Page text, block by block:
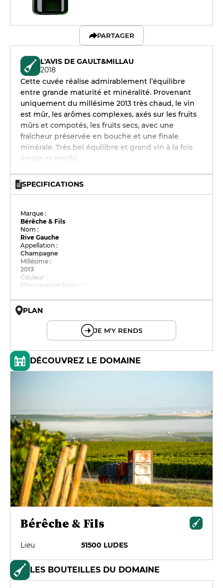
PARTAGER
L'AVIS DE GAULT&MILLAU
2018
Cette cuvée réalise admirablement l’équilibre
entre grande maturité et minéralité. Provenant
uniquement du millésime 2013 très chaud, le vin
est mûr, les arômes complexes, axés sur les fruits
mûrs et compotés, les fruits secs, avec une
fraîcheur préservée en bouche et une finale
minérale. Très bel équilibre et grand vin à la fois
ample et tendu.
SPECIFICATIONS
Marque :
Bérêche & Fils
Nom :
Rive Gauche
Appellation :
Champagne
Millésime :
2013
Couleur :
Effervescent blanc
PLAN
JE M'Y RENDS
DÉCOUVREZ LE DOMAINE
Bérêche & Fils
Lieu 51500 LUDES
LES BOUTEILLES DU DOMAINE